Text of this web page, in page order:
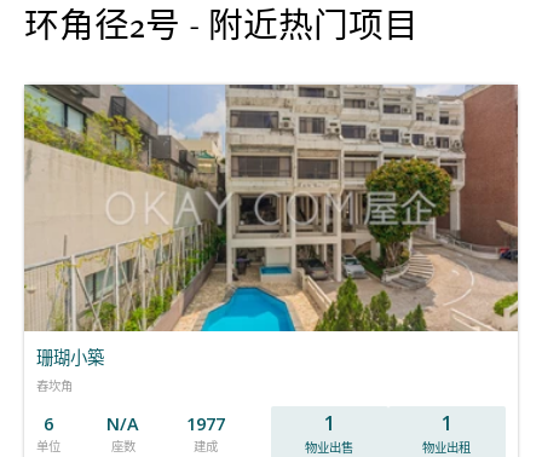
环角径2号 - 附近热门项目
珊瑚小築
舂坎角
6
单位
N/A
座数
1977
建成
1
物业出售
1
物业出租